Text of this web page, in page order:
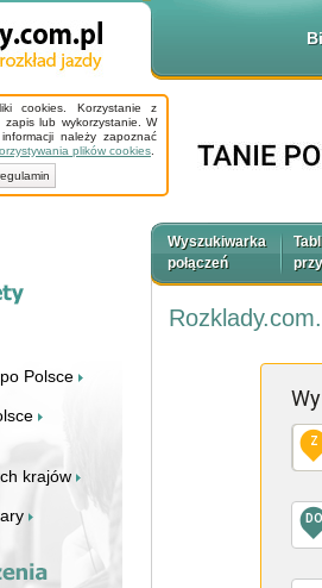
cookies. Korzystanie z
lub wykorzystanie. W
należy zapoznać
plików cookies
Polsce
krajów
Wyszukiwarka
połączeń
Z
DO